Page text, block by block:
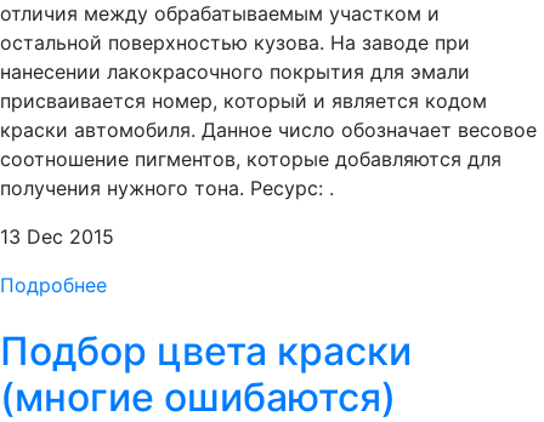
отличия между обрабатываемым участком и
остальной поверхностью кузова. На заводе при
нанесении лакокрасочного покрытия для эмали
присваивается номер, который и является кодом
краски автомобиля. Данное число обозначает весовое
соотношение пигментов, которые добавляются для
получения нужного тона. Ресурс: .
13 Dec 2015
Подробнее
Подбор цвета краски
(многие ошибаются)